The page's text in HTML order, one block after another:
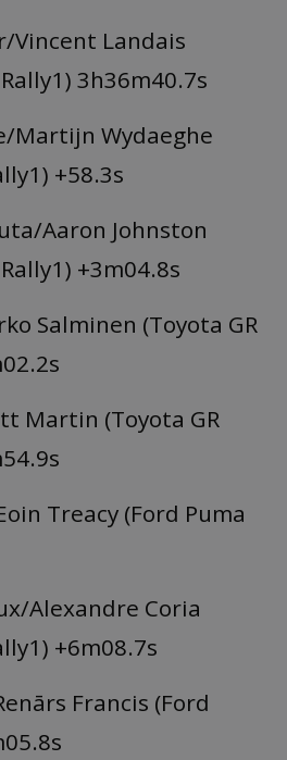
Vincent Landais
Rally1) 3h36m40.7s
Martijn Wydaeghe
+58.3s
Aaron Johnston
+3m04.8s
Salminen (Toyota GR
Martin (Toyota GR
Treacy (Ford Puma
Alexandre Coria
+6m08.7s
Francis (Ford